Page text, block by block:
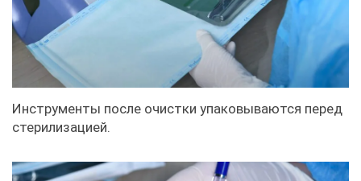
Инструменты после очистки упаковываются перед
стерилизацией.